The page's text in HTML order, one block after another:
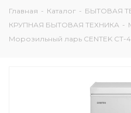
Главная - Каталог - БЫТОВАЯ
КРУПНАЯ БЫТОВАЯ ТЕХНИКА -
Морозильный ларь CENTEK CT-